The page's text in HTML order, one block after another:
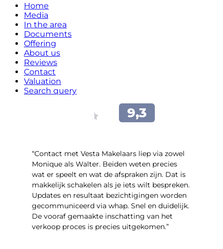
Home
Media
In the area
Documents
Offering
About us
Reviews
Contact
Valuation
Search query
“Contact met Vesta Makelaars liep via zowel
Monique als Walter. Beiden weten precies
wat er speelt en wat de afspraken zijn. Dat is
makkelijk schakelen als je iets wilt bespreken.
Updates en resultaat bezichtigingen worden
gecommuniceerd via whap. Snel en duidelijk.
De vooraf gemaakte inschatting van het
verkoop proces is precies uitgekomen.”